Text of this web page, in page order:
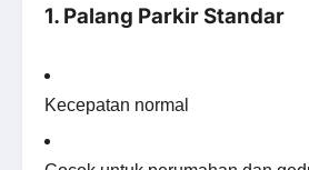
1. Palang Parkir Standar
Kecepatan normal